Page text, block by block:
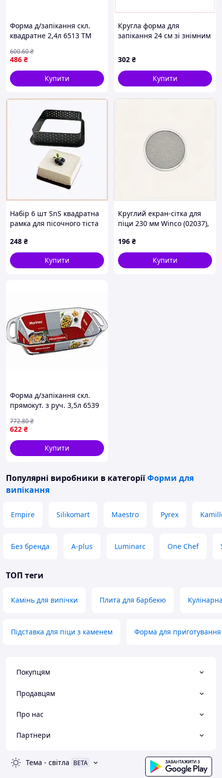
Форма д/запікання скл.
квадратне 2,4л 6513 ТМ
486 ₴
600.60₴
Купити
Кругла форма для
запікання 24 см зі знімним
302 ₴
Купити
Набір 6 шт SnS квадратна
рамка для пісочного тіста
248 ₴
Купити
Круглий екран-сітка для
піци 230 мм Winco (02037),
196 ₴
Купити
Форма д/запікання скл.
прямокут. з руч. 3,5л 6539
622 ₴
772.80₴
Купити
Популярні виробники в категоріїФорми для
випікання
Empire Silikomart Maestro Pyrex
Без бренда A-plus Luminarc One Chef
ТОП теги
Камінь для випічки Плита для барбекю
Підставка для піци з каменем Форма для приготування
Покупцям
Продавцям
Про нас
Партнери
Тема - світла BETA